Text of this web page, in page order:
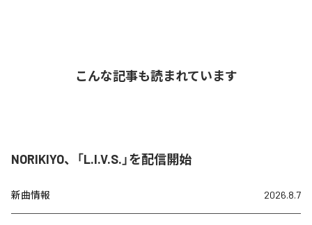
こんな記事も読まれています
NORIKIYO、「L.I.V.S.」を配信開始
新曲情報 2026.8.7